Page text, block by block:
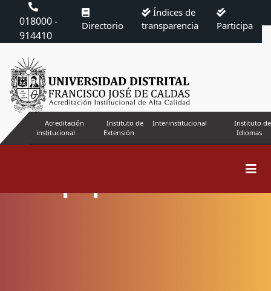
018000 -
914410
Directorio
Índices de
transparencia
Participa
Acreditación
institucional
Instituto de
Extensión
Interinstitucional
Instituto de
Idiomas